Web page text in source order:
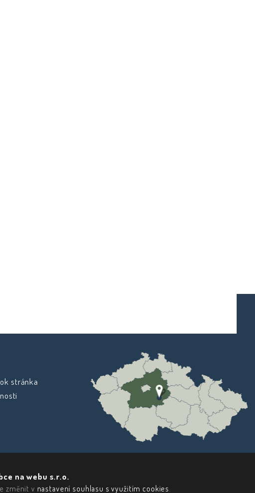
stránka
na webu s.r.o.
změnit v nastavení souhlasu s využitím cookies.